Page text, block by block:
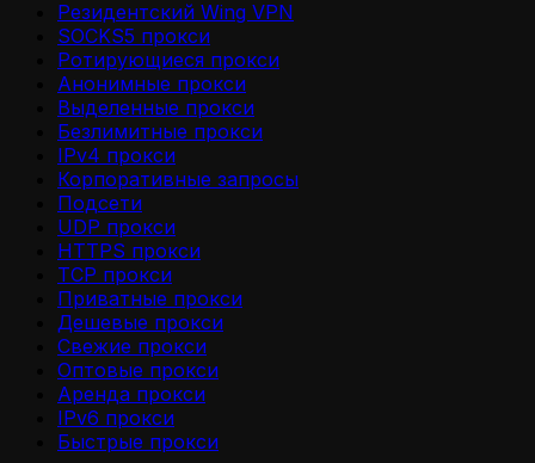
Резидентский Wing VPN
SOCKS5 прокси
Ротирующиеся прокси
Анонимные прокси
Выделенные прокси
Безлимитные прокси
IPv4 прокси
Корпоративные запросы
Подсети
UDP прокси
HTTPS прокси
TCP прокси
Приватные прокси
Дешевые прокси
Свежие прокси
Оптовые прокси
Аренда прокси
IPv6 прокси
Быстрые прокси